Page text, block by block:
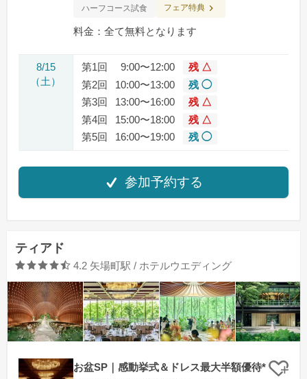
ハーフコース試食
フェア特典
料金：全て無料となります
8/15
（土）
第1回 9:00〜12:00
残 △
第2回
10:00〜13:00
残 ◯
第3回
13:00〜16:00
残 △
第4回
15:00〜18:00
残 △
第5回
16:00〜19:00 残 ◯
参加予約する
ティアド
口コミ評価
4.2 矢場町駅 / ホテルウエディング
お盆SP｜感動挙式＆ドレス最大半額優待*